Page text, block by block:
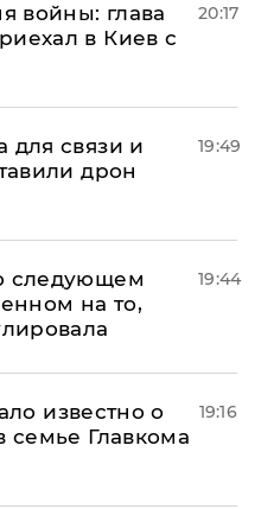
войны: глава
в Киев с
20:17
для связи и
дрон
19:49
следующем
на то,
19:44
известно о
семье Главкома
19:16